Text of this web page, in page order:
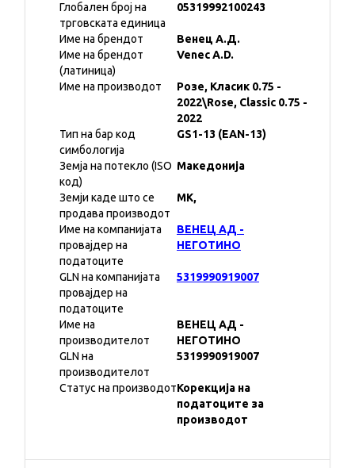
Глобален број на
трговската единица
05319992100243
Име на брендот
Венец А.Д.
Име на брендот
(латиница)
Venec A.D.
Име на производот
Розе, Класик 0.75 -
2022\Rose, Classic 0.75 -
2022
Тип на бар код
симбологија
GS1-13 (EAN-13)
Земја на потекло (ISO
код)
Македонија
Земји каде што се
продава производот
MK,
Име на компанијата
провајдер на
податоците
ВЕНЕЦ АД -
НЕГОТИНО
GLN на компанијата
провајдер на
податоците
5319990919007
Име на
производителот
ВЕНЕЦ АД -
НЕГОТИНО
GLN на
производителот
5319990919007
Статус на производотКорекција на
податоците за
производот